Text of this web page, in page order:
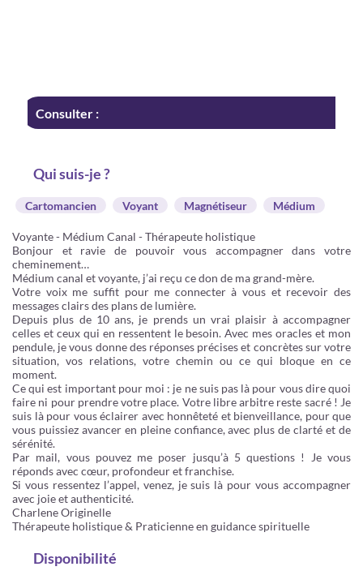
Consulter :
Qui suis-je ?
Cartomancien Voyant Magnétiseur Médium
Voyante - Médium Canal - Thérapeute holistique
Bonjour et ravie de pouvoir vous accompagner dans votre
cheminement…
Médium canal et voyante, j’ai reçu ce don de ma grand-mère.
Votre voix me suffit pour me connecter à vous et recevoir des
messages clairs des plans de lumière.
Depuis plus de 10 ans, je prends un vrai plaisir à accompagner
celles et ceux qui en ressentent le besoin. Avec mes oracles et mon
pendule, je vous donne des réponses précises et concrètes sur votre
situation, vos relations, votre chemin ou ce qui bloque en ce
moment.
Ce qui est important pour moi : je ne suis pas là pour vous dire quoi
faire ni pour prendre votre place. Votre libre arbitre reste sacré ! Je
suis là pour vous éclairer avec honnêteté et bienveillance, pour que
vous puissiez avancer en pleine confiance, avec plus de clarté et de
sérénité.
Par mail, vous pouvez me poser jusqu’à 5 questions ! Je vous
réponds avec cœur, profondeur et franchise.
Si vous ressentez l’appel, venez, je suis là pour vous accompagner
avec joie et authenticité.
Charlene Originelle
Thérapeute holistique & Praticienne en guidance spirituelle
Disponibilité